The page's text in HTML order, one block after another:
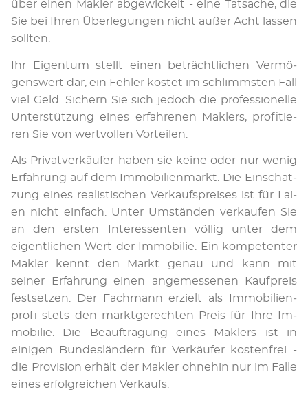
über einen Mak­ler ab­ge­wi­ckelt - eine Tat­sache, die
Sie bei Ihren Über­legungen nicht außer Acht lassen
sollten.
Ihr Ei­gen­tum stellt ei­nen be­trächt­li­chen Ver­mö­
gens­­wert dar, ein Fehler kos­tet im schlimms­ten Fall
viel Geld. Si­chern Sie sich je­doch die pro­fes­sio­nel­le
Unter­stüt­zung eines er­fah­re­nen Mak­lers, pro­fi­tie­
ren Sie von wert­vol­len Vor­teilen.
Als Pri­vat­ver­käu­fer ha­ben sie kei­ne oder nur we­nig
Er­­fah­­rung auf dem Im­mo­bi­lien­markt. Die Ein­schät­
zung eines realis­ti­schen Ver­kaufs­prei­ses ist für Lai­
en nicht ein­fach. Unter Umstän­den ver­kaufen Sie
an den ersten Inter­es­sen­ten völlig unter dem
eigent­li­chen Wert der Immo­bi­lie. Ein kom­pe­ten­ter
Makler kennt den Markt genau und kann mit
seiner Er­fah­rung einen an­ge­mes­se­nen Kauf­preis
fest­setzen. Der Fach­mann erzielt als Im­mo­bi­li­en­
profi stets den markt­ge­rech­ten Preis für Ihre Im­
mo­bi­lie. Die Beauftragung eines Maklers ist in
einigen Bun­des­län­dern für Ver­käufer kosten­frei -
die Pro­vi­si­on erhält der Makler ohne­hin nur im Falle
eines er­folg­rei­chen Ver­kaufs.